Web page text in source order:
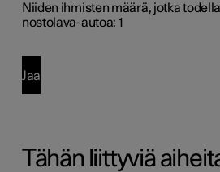
Niiden ihmisten määrä, jotka
nostolava-autoa: 1
Jaa
Tähän liittyviä